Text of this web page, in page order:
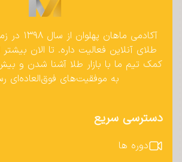
آکادمی
کمک تیم ما با بازار طلا آشنا شدن و بیش
به موفقیت‌های فوق‌العاده‌ای
دسترسی سریع
دوره ها